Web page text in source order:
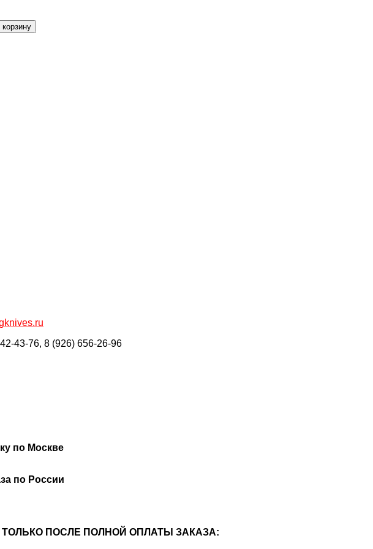
43-76, 8 (926) 656-26-96
по Москве
по России
ПОСЛЕ ПОЛНОЙ ОПЛАТЫ ЗАКАЗА: